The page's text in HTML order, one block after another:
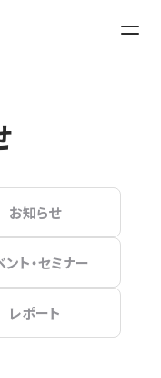
お知らせ
ント・セミナー
レポート